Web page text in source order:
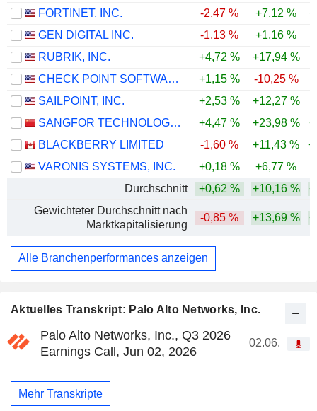
Aktuelles Transkript: Palo Alto Networks, Inc.
Palo Alto Networks, Inc., Q3 2026
Earnings Call, Jun 02, 2026
02.06.
Mehr Transkripte
FORTINET, INC. -2,47 % +7,12 %
GEN DIGITAL INC.
-1,13 % +1,16 %
RUBRIK, INC.
+4,72 % +17,94 %
CHECK POINT SOFTWARE TECHNOLOGIES LTD.
+1,15 % -10,25 %
SAILPOINT, INC.
+2,53 % +12,27 %
SANGFOR TECHNOLOGIES INC.
+4,47 % +23,98 %
BLACKBERRY LIMITED
-1,60 % +11,43 %
VARONIS SYSTEMS, INC.
+0,18 % +6,77 %
Durchschnitt
+0,62 % +10,16 %
Gewichteter Durchschnitt nach
Marktkapitalisierung
-0,85 % +13,69 %
Alle Branchenperformances anzeigen